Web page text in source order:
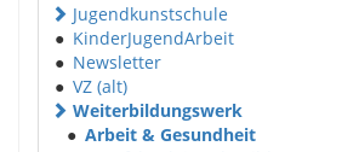
Jugendkunstschule
● KinderJugendArbeit
● Newsletter
● VZ (alt)
Weiterbildungswerk
● Arbeit & Gesundheit